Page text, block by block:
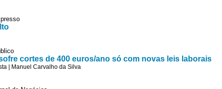
cortes de 400 euros/ano só com novas leis laborais
Manuel Carvalho da Silva